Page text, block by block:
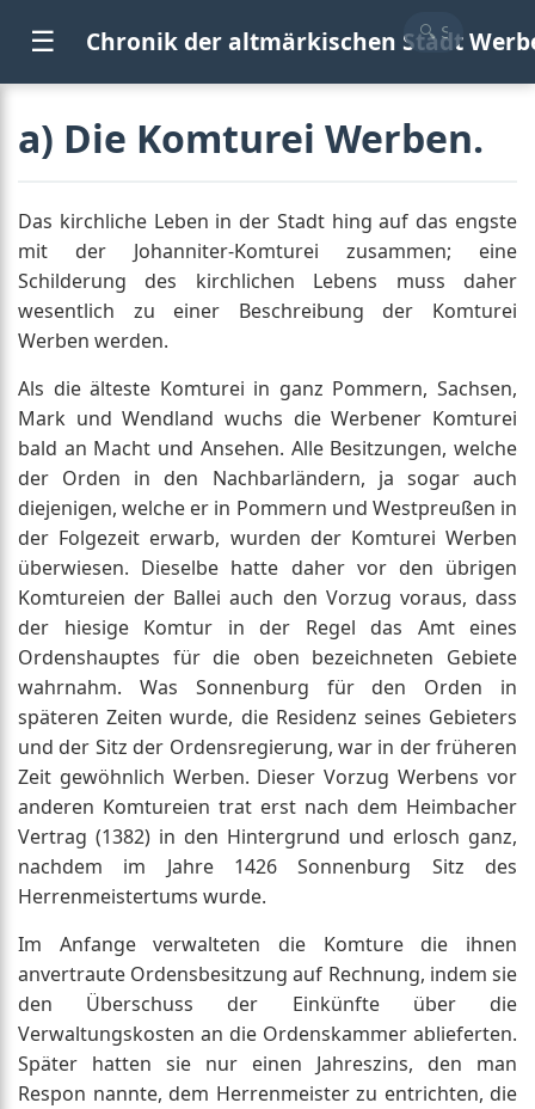
☰ Chronik der altmärkischen Stadt
a) Die Komturei Werben.
Das kirchliche Leben in der Stadt hing auf das engste
mit der Johanniter-Komturei zusammen; eine
Schilderung des kirchlichen Lebens muss daher
wesentlich zu einer Beschreibung der Komturei
Werben werden.
Als die älteste Komturei in ganz Pommern, Sachsen,
Mark und Wendland wuchs die Werbener Komturei
bald an Macht und Ansehen. Alle Besitzungen, welche
der Orden in den Nachbarländern, ja sogar auch
diejenigen, welche er in Pommern und Westpreußen in
der Folgezeit erwarb, wurden der Komturei Werben
überwiesen. Dieselbe hatte daher vor den übrigen
Komtureien der Ballei auch den Vorzug voraus, dass
der hiesige Komtur in der Regel das Amt eines
Ordenshauptes für die oben bezeichneten Gebiete
wahrnahm. Was Sonnenburg für den Orden in
späteren Zeiten wurde, die Residenz seines Gebieters
und der Sitz der Ordensregierung, war in der früheren
Zeit gewöhnlich Werben. Dieser Vorzug Werbens vor
anderen Komtureien trat erst nach dem Heimbacher
Vertrag (1382) in den Hintergrund und erlosch ganz,
nachdem im Jahre 1426 Sonnenburg Sitz des
Herrenmeistertums wurde.
Im Anfange verwalteten die Komture die ihnen
anvertraute Ordensbesitzung auf Rechnung, indem sie
den Überschuss der Einkünfte über die
Verwaltungskosten an die Ordenskammer ablieferten.
Später hatten sie nur einen Jahreszins, den man
Respon nannte, dem Herrenmeister zu entrichten, die